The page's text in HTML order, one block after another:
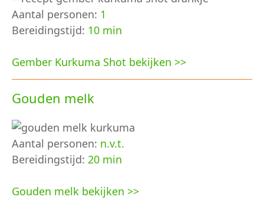
Aantal personen: 1
Bereidingstijd: 10 min
Gember Kurkuma Shot bekijken >>
Gouden melk
Aantal personen: n.v.t.
Bereidingstijd: 20 min
Gouden melk bekijken >>